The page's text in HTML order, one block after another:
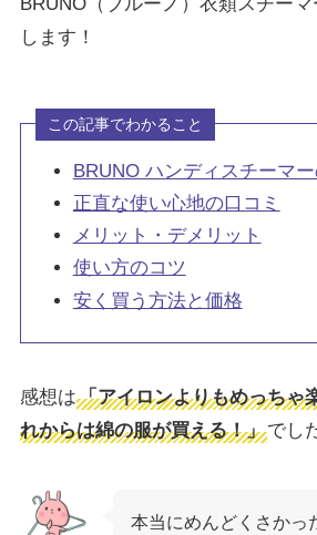
します！
この記事でわかること
BRUNO ハンディスチーマ
正直な使い心地の口コミ
メリット・デメリット
使い方のコツ
安く買う方法と価格
感想は「アイロンよりもめっちゃ
れからは綿の服が買える！」でし
本当にめんどくさかっ